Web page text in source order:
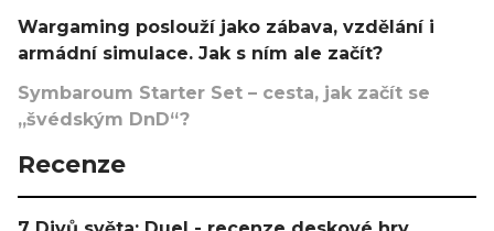
Wargaming poslouží jako zábava, vzdělání i
armádní simulace. Jak s ním ale začít?
Symbaroum Starter Set – cesta, jak začít se
„švédským DnD“?
Recenze